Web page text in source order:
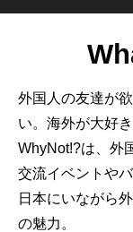
外国人の友達が
い。海外が大好
WhyNot!?は、外
交流イベントや
日本にいながら
の魅力。